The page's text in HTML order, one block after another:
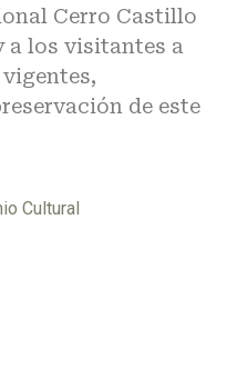
Cerro Castillo
a los visitantes a
de este
Cultural